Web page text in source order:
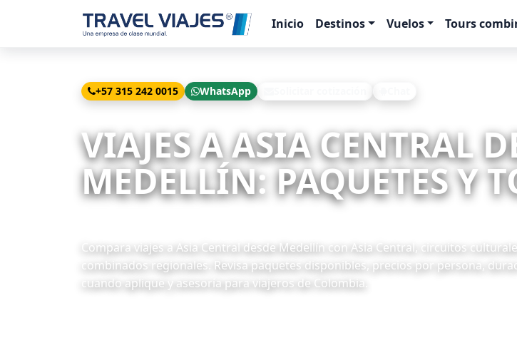
Inicio Destinos Vuelos Tours
+57 315 242 0015 WhatsApp
VIAJES A ASIA CENTRAL
MEDELLÍN: PAQUETES Y
Compara viajes a Asia Central desde Medellín con Asia Central, circuitos
combinados regionales. Revisa paquetes disponibles, precios por persona,
cuando aplique y asesoría para viajeros de Colombia.